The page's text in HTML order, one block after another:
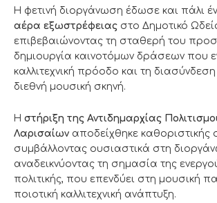
Η φετινή διοργάνωση έδωσε και πάλι
αέρα εξωστρέφειας στο Δημοτικό
επιβεβαιώνοντας τη σταθερή του
δημιουργία καινοτόμων δράσεων που
καλλιτεχνική πρόοδο και τη
διεθνή μουσική σκηνή.
Η στήριξη της Αντιδημαρχίας
Λαρισαίων αποδείχθηκε καθοριστικής
συμβάλλοντας ουσιαστικά στη
αναδεικνύοντας τη σημασία της
πολιτικής, που επενδύει στη μουσική
ποιοτική καλλιτεχνική ανάπτυξη.